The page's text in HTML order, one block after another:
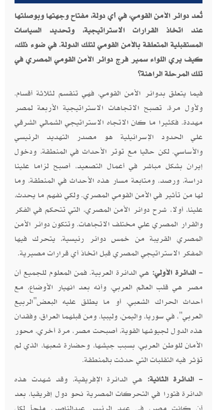
تُعد دوائر الأمن القومي، في أي دولة، مفتاح وجهتها وبوصلتها
عند اتخاذ القرارات الاستراتيجية، وتحديد السياسات
المستقبلية المتعلقة بالأمن القومي لتلك الدولة. في ضوء ذلك،
كيف يري اللواء سمير فرج دوائر الأمن القومي المصري في
تلك المرحلة الراهنة؟
فيما يتعلق بدوائر الأمن القومي، فهي تنقسم لثلاثة أقسام.
ولأول مرة، تصبح الاتجاهات الاستراتيجية الأربعة لمصر
مهددة. فكثيرا ما كان الاتجاه الاستراتيجي الشمالي الشرقي
علي الحدود الإسرائيلية هو مصدر التهديد الرئيسي
والأساسي. لكن حاليا مع توتر الأحداث في المنطقة، ودخول
إيران بشكل مباشر في أعمال التصعيد، أصبح لزاما علينا
دراسة، ورصد، ومتابعة مسار هذه الأحداث في المنطقة، وما
لها من تأثير في الأمن القومي المصري. ولكي نفهم ما يحدث،
علينا، أولا، شرح دوائر الأمن المصري، التي تتحكم في الفكر
والقرار المصري علي مختلف الاتجاهات. وتتكون دوائر الأمن
المصري القريبة من خمس دوائر رئيسية، يتحرك فيها
المفكر الاستراتيجي المصري قبل اتخاذ أي قرارات مصيرية.
- الدائرة الأولي: هي الدائرة العربية. فمن المعلوم للجميع أن
مصر هي قلب العالم العربي، وأنه بعد انهيار الأوضاع، مع
أحداث الحراك الشعبي، أو ما يطلق عليه البعض"الربيع
العربي"، في سوريا، واليمن، وليبيا، ومن قبلهما العراق، وفقدان
هذه الدول لجيوشها القوية، أصبحت مصر، مرة أخري، محور
الأمان للوطن العربي، بسبب جيشها، وحضارة شعبها، الذي لم
تؤثر فيه التقلبات التي حدثت بالمنطقة.
- الدائرة الثانية: هي الدائرة الإفريقية، وقد شهدت هذه
الدائرة فتورا في التحركات المصرية نحو دول إفريقيا، بعد